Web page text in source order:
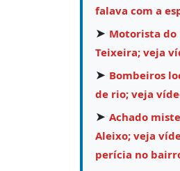
falava com a
➤ Motorista do
Teixeira; veja
➤ Bombeiros
de rio; veja
➤ Achado
Aleixo; veja
perícia no